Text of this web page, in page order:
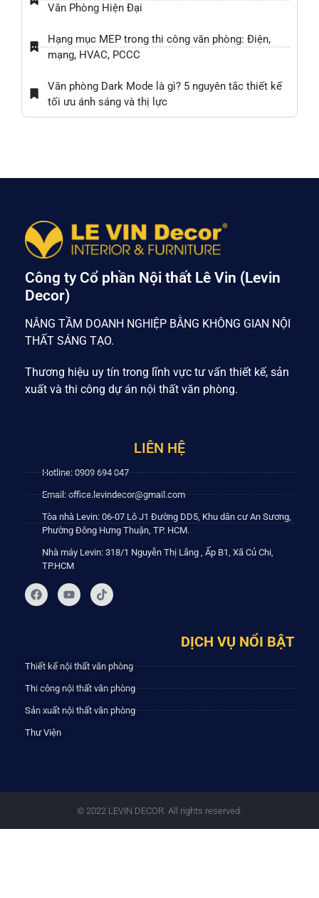
Văn Phòng Hiện Đại
Hạng mục MEP trong thi công văn phòng: Điện,
mạng, HVAC, PCCC
Văn phòng Dark Mode là gì? 5 nguyên tắc thiết kế
tối ưu ánh sáng và thị lực
Công ty Cổ phần Nội thất Lê Vin (Levin
Decor)
NÂNG TẦM DOANH NGHIỆP BẰNG KHÔNG GIAN NỘI
THẤT SÁNG TẠO.
Thương hiệu uy tín trong lĩnh vực tư vấn thiết kế, sản
xuất và thi công dự án nội thất văn phòng.
LIÊN HỆ
Hotline: 0909 694 047
Email: office.levindecor@gmail.com
Tòa nhà Levin: 06-07 Lô J1 Đường DD5, Khu dân cư An Sương,
Phường Đông Hưng Thuận, TP. HCM.
Nhà máy Levin: 318/1 Nguyễn Thị Lắng , Ấp B1, Xã Củ Chi,
TP.HCM
DỊCH VỤ NỔI BẬT
Thiết kế nội thất văn phòng
Thi công nội thất văn phòng
Sản xuất nội thất văn phòng
Thư Viện
© 2022 LEVIN DECOR. All rights reserved.